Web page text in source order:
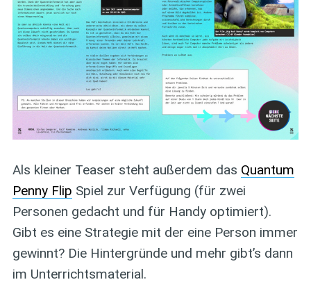
Als kleiner Teaser steht außerdem das Quantum
Penny Flip Spiel zur Verfügung (für zwei
Personen gedacht und für Handy optimiert).
Gibt es eine Strategie mit der eine Person immer
gewinnt? Die Hintergründe und mehr gibt’s dann
im Unterrichtsmaterial.